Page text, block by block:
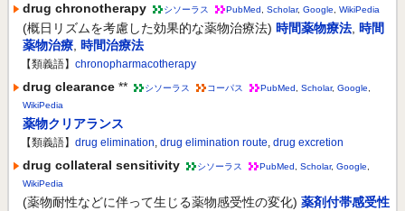
drug chronotherapy
シソーラス PubMed Scholar, Google WikiPedia
(概日リズムを考慮した効果的な薬物治療法) 時間薬物療法 時間
薬物治療 時間治療法
【類義語】 chronopharmacotherapy
drug clearance ** シソーラス コーパス PubMed Scholar, Google
WikiPedia
薬物クリアランス
【類義語】 drug elimination, drug elimination route, drug excretion
drug collateral sensitivity シソーラス PubMed Scholar, Google
WikiPedia
(薬物耐性などに伴って生じる薬物感受性の変化) 薬剤付帯感受性